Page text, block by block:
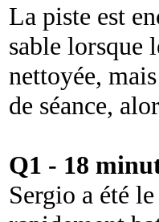
La piste est
sable lorsque
nettoyée,
de séance,
Q1 - 18
Sergio a été